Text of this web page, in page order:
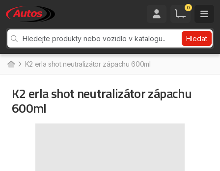
0
Hledat
K2 erla shot neutralizátor zápachu 600ml
K2 erla shot neutralizátor zápachu
600ml